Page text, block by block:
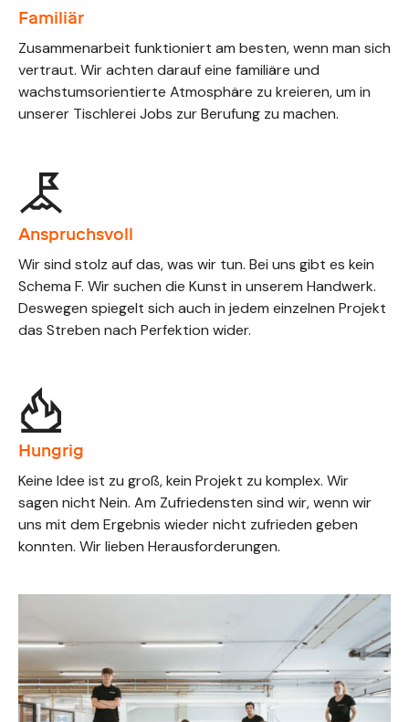
Familiär
Zusammenarbeit funktioniert am besten, wenn man sich
vertraut. Wir achten darauf eine familiäre und
wachstumsorientierte Atmosphäre zu kreieren, um in
unserer Tischlerei Jobs zur Berufung zu machen.
Anspruchsvoll
Wir sind stolz auf das, was wir tun. Bei uns gibt es kein
Schema F. Wir suchen die Kunst in unserem Handwerk.
Deswegen spiegelt sich auch in jedem einzelnen Projekt
das Streben nach Perfektion wider.
Hungrig
Keine Idee ist zu groß, kein Projekt zu komplex. Wir
sagen nicht Nein. Am Zufriedensten sind wir, wenn wir
uns mit dem Ergebnis wieder nicht zufrieden geben
konnten. Wir lieben Herausforderungen.